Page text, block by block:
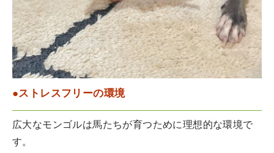
●ストレスフリーの環境
広大なモンゴルは馬たちが育つために理想的な環境で
す。